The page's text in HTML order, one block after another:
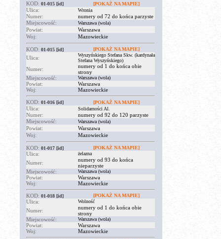
KOD: 01-015 [id] [POKAŻ NA MAPIE]
Ulica: Wronia
Numer:
numery od 72 do końca parzyste
Miejscowość:
Warszawa (wola)
Powiat:
Warszawa
Woj:
Mazowieckie
KOD: 01-015 [id] [POKAŻ NA MAPIE]
Ulica:
Wyszyńskiego Stefana Skw. (kardynała
Stefana Wyszyńskiego)
Numer:
numery od 1 do końca obie
strony
Miejscowość:
Warszawa (wola)
Powiat:
Warszawa
Woj:
Mazowieckie
KOD: 01-016 [id] [POKAŻ NA MAPIE]
Ulica: Solidarności Al.
Numer:
numery od 92 do 120 parzyste
Miejscowość:
Warszawa (wola)
Powiat:
Warszawa
Woj:
Mazowieckie
KOD: 01-017 [id] [POKAŻ NA MAPIE]
Ulica: żelazna
Numer:
numery od 93 do końca
nieparzyste
Miejscowość:
Warszawa (wola)
Powiat:
Warszawa
Woj:
Mazowieckie
KOD: 01-018 [id] [POKAŻ NA MAPIE]
Ulica: Wolność
Numer:
numery od 1 do końca obie
strony
Miejscowość:
Warszawa (wola)
Powiat:
Warszawa
Woj:
Mazowieckie